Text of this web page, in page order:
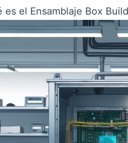
es el Ensamblaje Box